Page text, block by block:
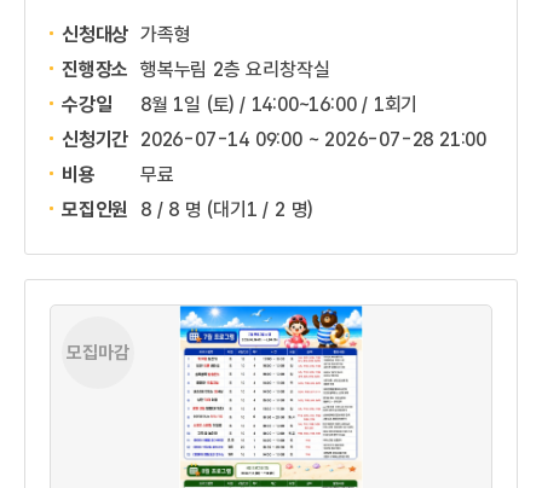
신청대상 가족형
진행장소 행복누림 2층 요리창작실
수강일
8월 1일 (토) / 14:00~16:00 / 1회기
신청기간 2026-07-14 09:00 ~ 2026-07-28 21:00
비용
무료
모집인원
8 / 8 명 (대기1 / 2 명)
모집마감